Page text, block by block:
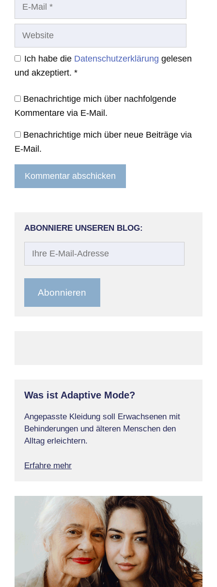
Website
Ich habe die Datenschutzerklärung gelesen
und akzeptiert. *
Benachrichtige mich über nachfolgende
Kommentare via E-Mail.
Benachrichtige mich über neue Beiträge via
E-Mail.
ABONNIERE UNSEREN BLOG:
Abonnieren
Was ist Adaptive Mode?
Angepasste Kleidung soll Erwachsenen mit
Behinderungen und älteren Menschen den
Alltag erleichtern.
Erfahre mehr